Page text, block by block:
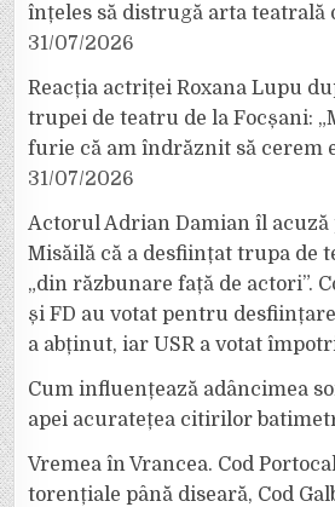
înțeles să distrugă arta teatrală
31/07/2026
Reacția actriței Roxana Lupu
trupei de teatru de la Focșani:
furie că am îndrăznit să cerem
31/07/2026
Actorul Adrian Damian îl
Misăilă că a desființat trupa de
„din răzbunare față de actori”.
și FD au votat pentru
a abținut, iar USR a votat
Cum influențează adâncimea
apei acuratețea citirilor
Vremea în Vrancea. Cod
torențiale până diseară, Cod